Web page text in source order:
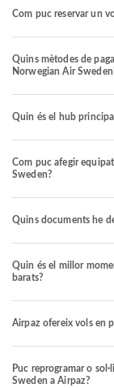
Com puc reservar un
Quins mètodes de
Norwegian Air
Quin és el hub
Com puc afegir
Sweden?
Quins documents he
Quin és el millor
barats?
Airpaz ofereix vols en
Puc reprogramar o
Sweden a Airpaz?